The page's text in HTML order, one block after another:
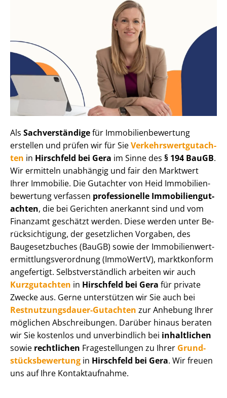
Als Sachverständigefür Im­mo­bi­li­en­be­wer­tung
erstellen und prüfen wir für SieVer­kehrs­wert­gut­ach­
ten in Hirschfeld bei Gera im Sinne des § 194 BauGB.
Wir ermitteln unabhängig und fair den Marktwert
Ihrer Immobilie. Die Gutachter von Heid Im­mo­bi­li­en­
be­wer­tung verfassen professionelle Im­mo­bi­li­en­gut­
ach­ten, die bei Gerichten anerkannt sind und vom
Finanzamt geschätzt werden. Diese werden unter Be­
rück­sich­ti­gung, der gesetzlichen Vorgaben, des
Baugesetzbuches (BauGB) sowie der Im­mo­bi­li­en­wert­
ermitt­lungs­ver­ord­nung (ImmoWertV), marktkonform
angefertigt. Selbst­ver­ständ­lich arbeiten wir auch
Kurzgutachten in Hirschfeld bei Gera für private
Zwecke aus. Gerne unterstützen wir Sie auch bei
Rest­nut­zungs­dau­er-Gutachten zur Anhebung Ihrer
möglichen Abschreibungen. Darüber hinaus beraten
wir Sie kostenlos und unverbindlich bei inhaltlichen
sowie rechtlichen Fragestellungen zu Ihrer Grund­
stücks­be­wer­tung in Hirschfeld bei Gera. Wir freuen
uns auf Ihre Kontaktaufnahme.